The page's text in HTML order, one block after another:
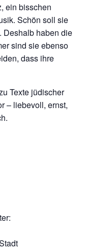
ein bisschen
Schön soll sie
Deshalb haben die
sind sie ebenso
dass ihre
Texte jüdischer
– liebevoll, ernst,